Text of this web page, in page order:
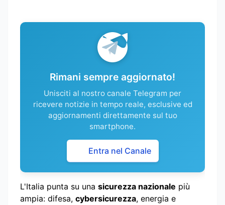
Rimani sempre aggiornato!
Unisciti al nostro canale Telegram per
ricevere notizie in tempo reale, esclusive ed
aggiornamenti direttamente sul tuo
smartphone.
Entra nel Canale
L'Italia punta su una sicurezza nazionale più
ampia: difesa, cybersicurezza, energia e